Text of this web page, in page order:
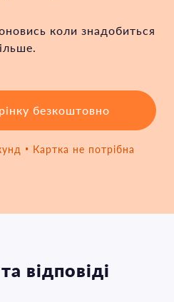
коли знадобиться
безкоштовно
• Картка не потрібна
відповіді